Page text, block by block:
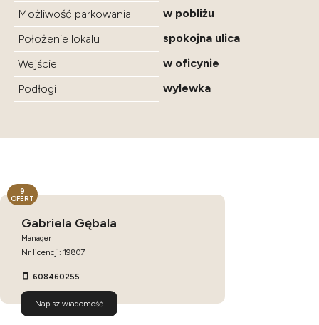
Możliwość parkowania
w pobliżu
Położenie lokalu
spokojna ulica
Wejście
w oficynie
Podłogi
wylewka
Gabriela Gębala
Manager
Nr licencji: 19807
608460255
Napisz wiadomość
9
OFERT